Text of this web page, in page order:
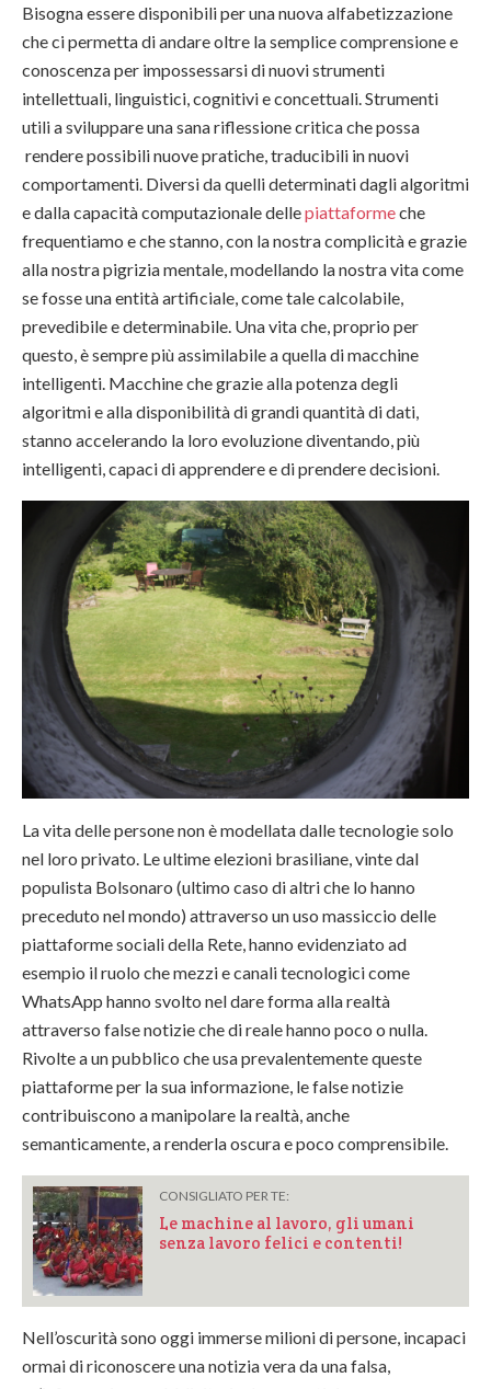
Bisogna essere disponibili per una nuova alfabetizzazione
che ci permetta di andare oltre la semplice comprensione e
conoscenza per impossessarsi di nuovi strumenti
intellettuali, linguistici, cognitivi e concettuali. Strumenti
utili a sviluppare una sana riflessione critica che possa
rendere possibili nuove pratiche, traducibili in nuovi
comportamenti. Diversi da quelli determinati dagli algoritmi
e dalla capacità computazionale dellepiattaformeche
frequentiamo e che stanno, con la nostra complicità e grazie
alla nostra pigrizia mentale, modellando la nostra vita come
se fosse una entità artificiale, come tale calcolabile,
prevedibile e determinabile. Una vita che, proprio per
questo, è sempre più assimilabile a quella di macchine
intelligenti. Macchine che grazie alla potenza degli
algoritmi e alla disponibilità di grandi quantità di dati,
stanno accelerando la loro evoluzione diventando, più
intelligenti, capaci di apprendere e di prendere decisioni.
La vita delle persone non è modellata dalle tecnologie solo
nel loro privato. Le ultime elezioni brasiliane, vinte dal
populista Bolsonaro (ultimo caso di altri che lo hanno
preceduto nel mondo) attraverso un uso massiccio delle
piattaforme sociali della Rete, hanno evidenziato ad
esempio il ruolo che mezzi e canali tecnologici come
WhatsApp hanno svolto nel dare forma alla realtà
attraverso false notizie che di reale hanno poco o nulla.
Rivolte a un pubblico che usa prevalentemente queste
piattaforme per la sua informazione, le false notizie
contribuiscono a manipolare la realtà, anche
semanticamente, a renderla oscura e poco comprensibile.
CONSIGLIATO PER TE:
Le machine al lavoro, gli umani
senza lavoro felici e contenti!
Nell’oscurità sono oggi immerse milioni di persone, incapaci
ormai di riconoscere una notizia vera da una falsa,